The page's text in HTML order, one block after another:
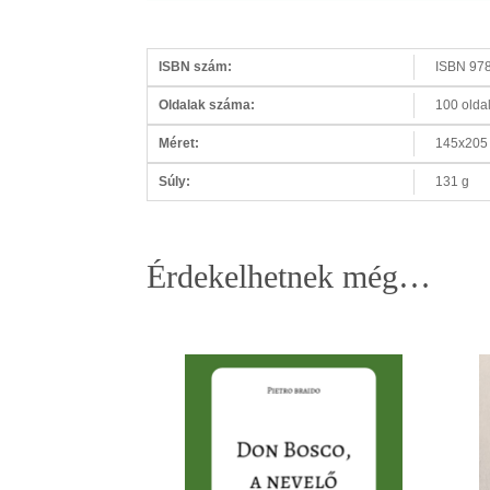
ISBN szám: ISBN
Oldalak száma: 100 oldal
Méret: 145x205
Súly: 131 g
Érdekelhetnek még…